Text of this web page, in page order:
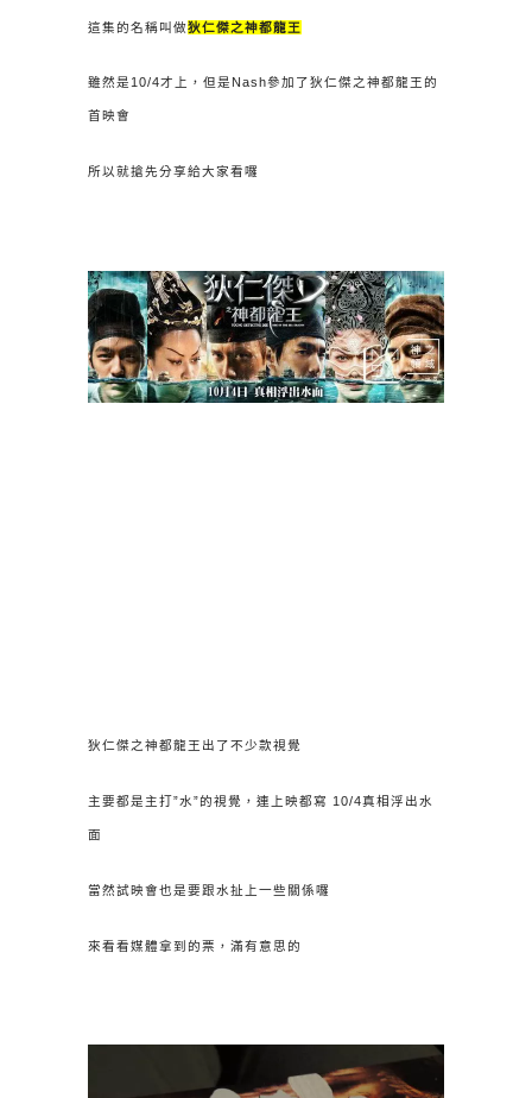
這集的名稱叫做狄仁傑之神都龍王
雖然是10/4才上，但是Nash參加了狄仁傑之神都龍王的
首映會
所以就搶先分享給大家看囉
狄仁傑之神都龍王出了不少款視覺
主要都是主打”水”的視覺，連上映都寫 10/4真相浮出水
面
當然試映會也是要跟水扯上一些關係囉
來看看媒體拿到的票，滿有意思的